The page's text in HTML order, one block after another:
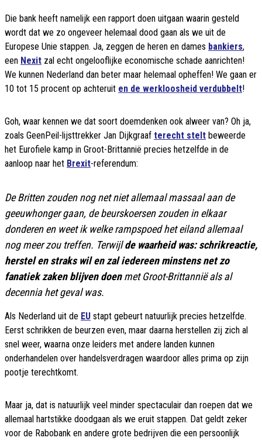
Die bank heeft namelijk een rapport doen uitgaan waarin gesteld
wordt dat we zo ongeveer helemaal dood gaan als we uit de
Europese Unie stappen. Ja, zeggen de heren en dames bankiers,
een Nexit zal echt ongelooflijke economische schade aanrichten!
We kunnen Nederland dan beter maar helemaal opheffen! We gaan er
10 tot 15 procent op achteruit en de werkloosheid verdubbelt!
Goh, waar kennen we dat soort doemdenken ook alweer van? Oh ja,
zoals GeenPeil-lijsttrekker Jan Dijkgraaf terecht stelt beweerde
het Eurofiele kamp in Groot-Brittannië precies hetzelfde in de
aanloop naar het Brexit-referendum:
De Britten zouden nog net niet allemaal massaal aan de
geeuwhonger gaan, de beurskoersen zouden in elkaar
donderen en weet ik welke rampspoed het eiland allemaal
nog meer zou treffen. Terwijlde waarheid was: schrikreactie,
herstel en straks wil en zal iedereen minstens net zo
fanatiek zaken blijven doenmet Groot-Brittannië als al
decennia het geval was.
Als Nederland uit de EU stapt gebeurt natuurlijk precies hetzelfde.
Eerst schrikken de beurzen even, maar daarna herstellen zij zich al
snel weer, waarna onze leiders met andere landen kunnen
onderhandelen over handelsverdragen waardoor alles prima op zijn
pootje terechtkomt.
Maar ja, dat is natuurlijk veel minder spectaculair dan roepen dat we
allemaal hartstikke doodgaan als we eruit stappen. Dat geldt zeker
voor de Rabobank en andere grote bedrijven die een persoonlijk